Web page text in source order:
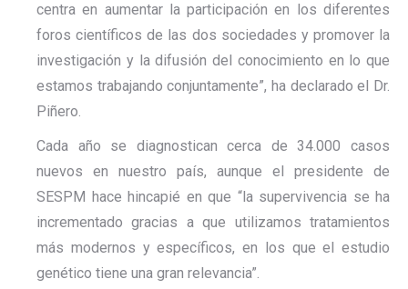
centra en aumentar la participación en los diferentes
foros científicos de las dos sociedades y promover la
investigación y la difusión del conocimiento en lo que
estamos trabajando conjuntamente”, ha declarado el Dr.
Piñero.
Cada año se diagnostican cerca de 34.000 casos
nuevos en nuestro país, aunque el presidente de
SESPM hace hincapié en que “la supervivencia se ha
incrementado gracias a que utilizamos tratamientos
más modernos y específicos, en los que el estudio
genético tiene una gran relevancia”.